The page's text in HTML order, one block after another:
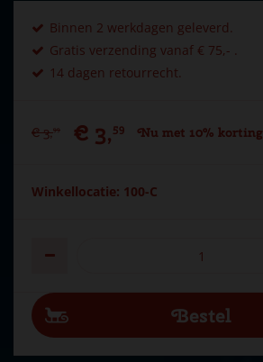
Binnen 2 werkdagen geleverd.
Gratis verzending vanaf € 75,- .
14 dagen retourrecht.
€ 3,99 € 3,59 Nu met 10% korting
Winkellocatie: 100-C